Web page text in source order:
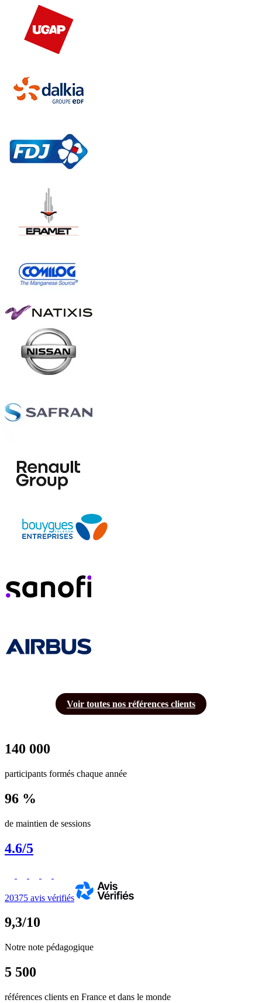
Voir toutes nos références clients
140 000
participants formés chaque année
96 %
de maintien de sessions
4.6/5
20375 avis vérifiés
9,3/10
Notre note pédagogique
5 500
références clients en France et dans le monde